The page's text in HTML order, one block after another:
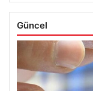
Güncel